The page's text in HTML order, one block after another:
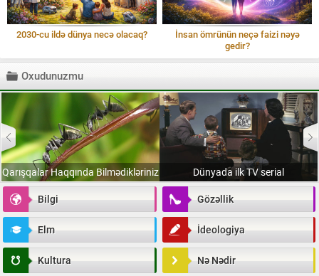
2030-cu ildə dünya necə olacaq?
İnsan ömrünün neçə faizi nəyə
gedir?
Oxudunuzmu
Dünyada ilk TV serial
İnsan Bədəni Üçün Proteinin
Vacibliyi
Bilgi Gözəllik
Elm İdeologiya
Kultura Nə Nədir